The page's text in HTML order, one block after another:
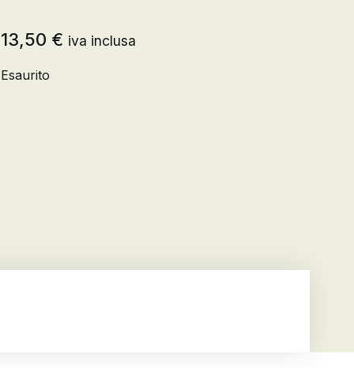
Registrazione
13,50 € iva inclusa
Esaurito